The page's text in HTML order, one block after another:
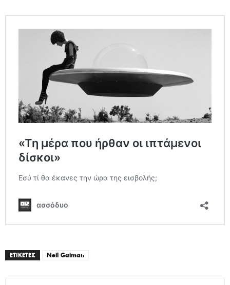
ΕΤΙΚΕΤΕΣ Neil Gaiman